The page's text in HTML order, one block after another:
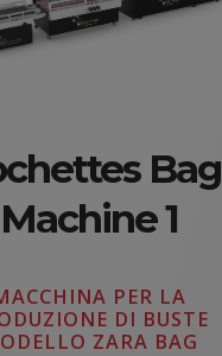
Bag
Machine 1
PER LA
DI BUSTE
ZARA BAG